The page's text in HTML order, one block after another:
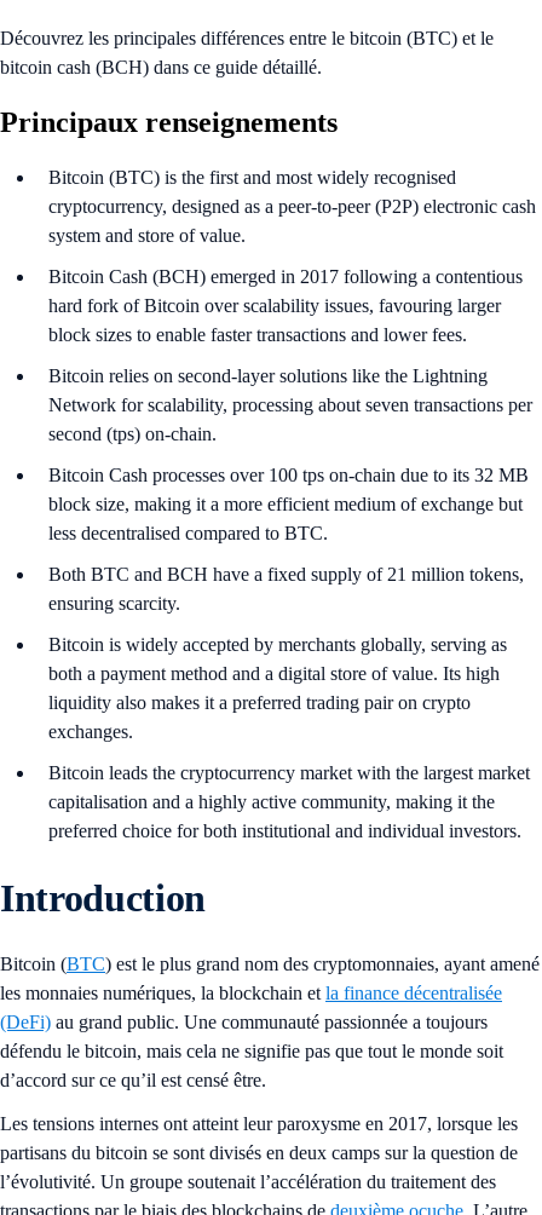
Découvrez les principales différences entre le bitcoin (BTC) et le
bitcoin cash (BCH) dans ce guide détaillé.
Principaux renseignements
Bitcoin (BTC) is the first and most widely recognised
cryptocurrency, designed as a peer-to-peer (P2P) electronic cash
system and store of value.
Bitcoin Cash (BCH) emerged in 2017 following a contentious
hard fork of Bitcoin over scalability issues, favouring larger
block sizes to enable faster transactions and lower fees.
Bitcoin relies on second-layer solutions like the Lightning
Network for scalability, processing about seven transactions per
second (tps) on-chain.
Bitcoin Cash processes over 100 tps on-chain due to its 32 MB
block size, making it a more efficient medium of exchange but
less decentralised compared to BTC.
Both BTC and BCH have a fixed supply of 21 million tokens,
ensuring scarcity.
Bitcoin is widely accepted by merchants globally, serving as
both a payment method and a digital store of value. Its high
liquidity also makes it a preferred trading pair on crypto
exchanges.
Bitcoin leads the cryptocurrency market with the largest market
capitalisation and a highly active community, making it the
preferred choice for both institutional and individual investors.
Introduction
Bitcoin (BTC) est le plus grand nom des cryptomonnaies, ayant amené
les monnaies numériques, la blockchain et la finance décentralisée
(DeFi) au grand public. Une communauté passionnée a toujours
défendu le bitcoin, mais cela ne signifie pas que tout le monde soit
d’accord sur ce qu’il est censé être.
Les tensions internes ont atteint leur paroxysme en 2017, lorsque les
partisans du bitcoin se sont divisés en deux camps sur la question de
l’évolutivité. Un groupe soutenait l’accélération du traitement des